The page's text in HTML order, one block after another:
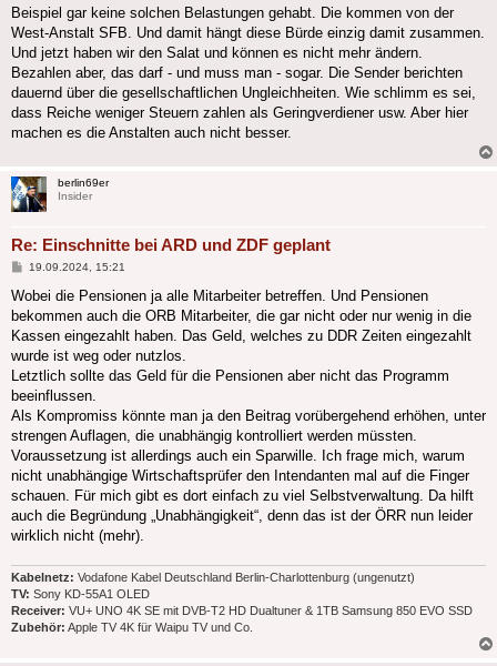
Beispiel gar keine solchen Belastungen gehabt. Die kommen von der
West-Anstalt SFB. Und damit hängt diese Bürde einzig damit zusammen.
Und jetzt haben wir den Salat und können es nicht mehr ändern.
Bezahlen aber, das darf - und muss man - sogar. Die Sender berichten
dauernd über die gesellschaftlichen Ungleichheiten. Wie schlimm es sei,
dass Reiche weniger Steuern zahlen als Geringverdiener usw. Aber hier
machen es die Anstalten auch nicht besser.
berlin69er
Insider
Re: Einschnitte bei ARD und ZDF geplant
Beitrag
19.09.2024, 15:21
Wobei die Pensionen ja alle Mitarbeiter betreffen. Und Pensionen
bekommen auch die ORB Mitarbeiter, die gar nicht oder nur wenig in die
Kassen eingezahlt haben. Das Geld, welches zu DDR Zeiten eingezahlt
wurde ist weg oder nutzlos.
Letztlich sollte das Geld für die Pensionen aber nicht das Programm
beeinflussen.
Als Kompromiss könnte man ja den Beitrag vorübergehend erhöhen, unter
strengen Auflagen, die unabhängig kontrolliert werden müssten.
Voraussetzung ist allerdings auch ein Sparwille. Ich frage mich, warum
nicht unabhängige Wirtschaftsprüfer den Intendanten mal auf die Finger
schauen. Für mich gibt es dort einfach zu viel Selbstverwaltung. Da hilft
auch die Begründung „Unabhängigkeit“, denn das ist der ÖRR nun leider
wirklich nicht (mehr).
Kabelnetz: Vodafone Kabel Deutschland Berlin-Charlottenburg (ungenutzt)
TV: Sony KD-55A1 OLED
Receiver: VU+ UNO 4K SE mit DVB-T2 HD Dualtuner & 1TB Samsung 850 EVO SSD
Zubehör: Apple TV 4K für Waipu TV und Co.